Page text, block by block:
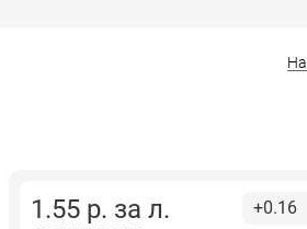
1.55 р. за л. +0.16